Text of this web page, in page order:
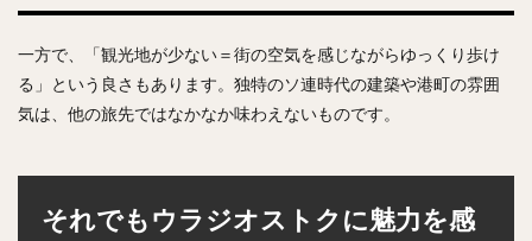
一方で、「観光地が少ない＝街の空気を感じながらゆっくり歩け
る」という良さもあります。独特のソ連時代の建築や港町の雰囲
気は、他の旅先ではなかなか味わえないものです。
それでもウラジオストクに魅力を感